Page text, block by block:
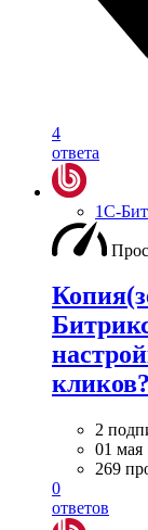
4
ответа
1С-
кликов?
2
01 мая
269
0
ответов